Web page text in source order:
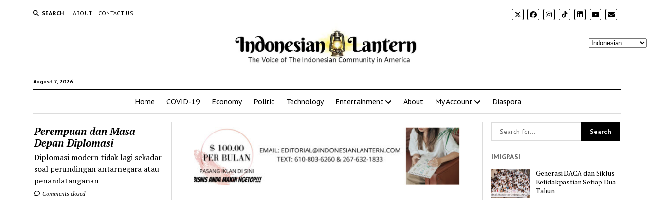
SEARCH ABOUT CONTACT US
August 7, 2026
Home COVID-19 Economy Politic Technology Entertainment About My Account Diaspora
Perempuan dan Masa
Depan Diplomasi
Diplomasi modern tidak lagi sekadar
soal perundingan antarnegara atau
penandatanganan
Comments closed
IMIGRASI
Generasi DACA dan Siklus
Ketidakpastian Setiap Dua
Tahun